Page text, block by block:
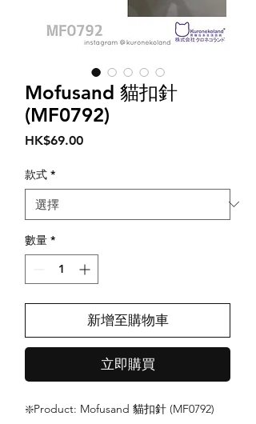
Mofusand 貓扣針
(MF0792)
HK$69.00價
款式 *
數量 *
新增至購物車
立即購買
❇️Product: Mofusand 貓扣針 (MF0792)